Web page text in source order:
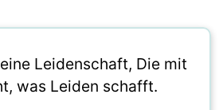
Leidenschaft, Die mit
was Leiden schafft.